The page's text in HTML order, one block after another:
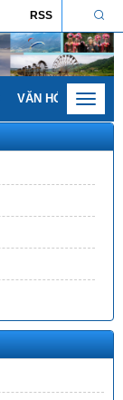
RSS
VĂN HÓA - GIA
Toggle